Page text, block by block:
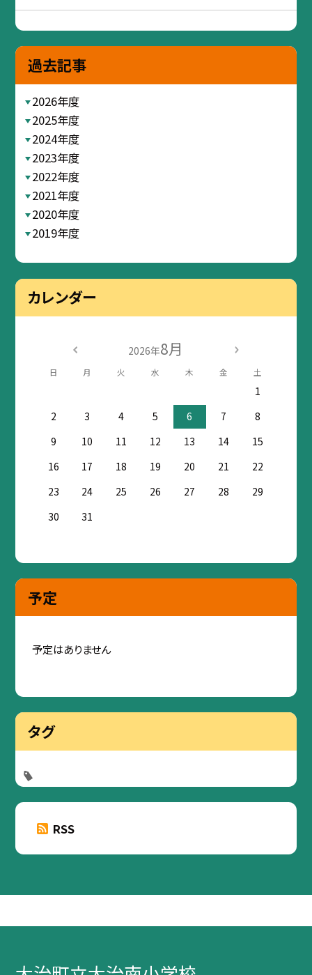
過去記事
2026年度
2025年度
2024年度
2023年度
2022年度
2021年度
2020年度
2019年度
カレンダー
2026年8月
日 月 火 水 木 金 土
1
2
3 4 5 6 7
8
9
10 11 12 13 14
15
16
17 18 19 20 21
22
23
24 25 26 27 28
29
30
31
予定
予定はありません
タグ
RSS